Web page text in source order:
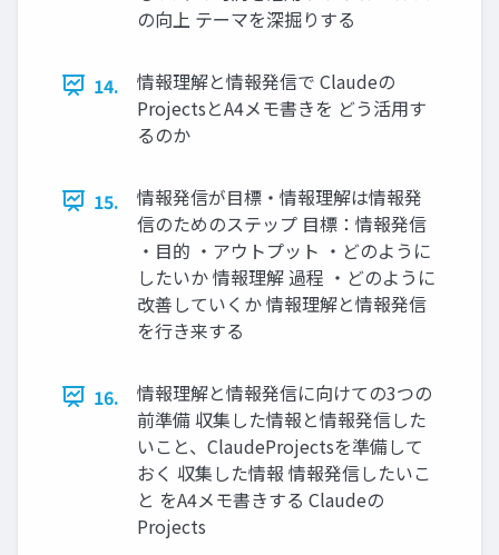
の向上 テーマを深掘りする
14.
情報理解と情報発信で Claudeの
ProjectsとA4メモ書きを どう活用す
るのか
15.
情報発信が目標・情報理解は情報発
信のためのステップ 目標：情報発信
・目的 ・アウトプット ・どのように
したいか 情報理解 過程 ・どのように
改善していくか 情報理解と情報発信
を行き来する
16.
情報理解と情報発信に向けての3つの
前準備 収集した情報と情報発信した
いこと、ClaudeProjectsを準備して
おく 収集した情報 情報発信したいこ
と をA4メモ書きする Claudeの
Projects